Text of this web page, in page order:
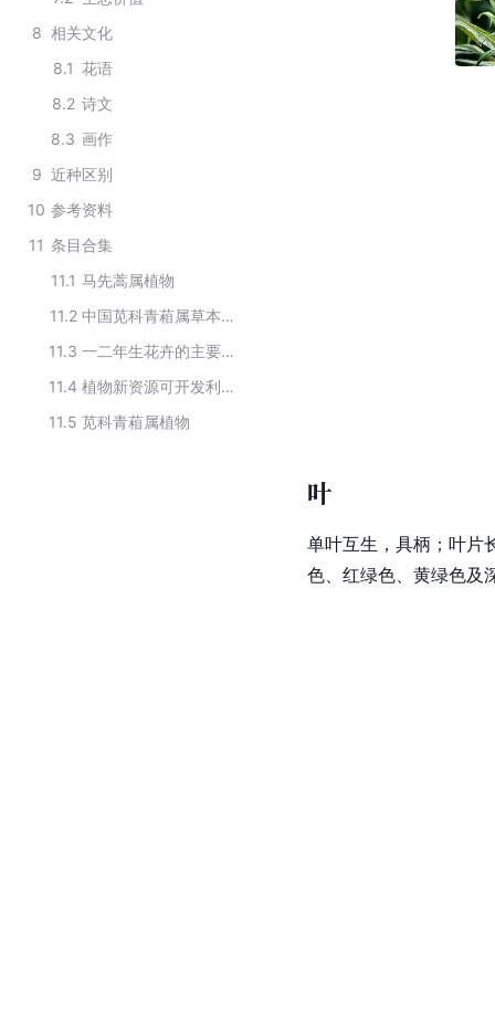
8 相关文化
8.1 花语
8.2 诗文
8.3 画作
9 近种区别
10 参考资料
11 条目合集
11.1 马先蒿属植物
11.2
中国苋科青葙属草本植物
11.3
一二年生花卉的主要观赏植物
11.4
植物新资源可开发利用的主要植物
11.5 苋科青葙属植物
叶
单叶互生，具柄；叶片
色、红绿色、黄绿色及